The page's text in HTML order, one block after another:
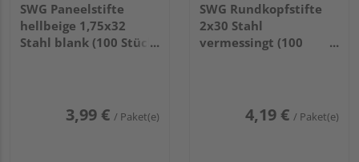
SWG Paneelstifte
hellbeige 1,75x32
Stahl blank (100 Stück)
3,99 € / Paket(e)
SWG Rundkopfstifte
2x30 Stahl
vermessingt (100
4,19 € / Paket(e)